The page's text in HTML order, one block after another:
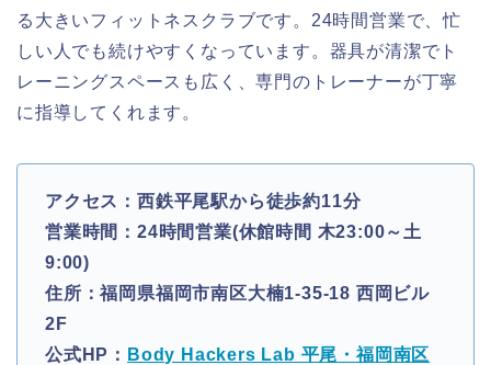
る大きいフィットネスクラブです。24時間営業で、忙
しい人でも続けやすくなっています。器具が清潔でト
レーニングスペースも広く、専門のトレーナーが丁寧
に指導してくれます。
アクセス：西鉄平尾駅から徒歩約11分
営業時間：24時間営業(休館時間 木23:00～土
9:00)
住所：福岡県福岡市南区大楠1-35-18 西岡ビル
2F
公式HP： Body Hackers Lab 平尾・福岡南区